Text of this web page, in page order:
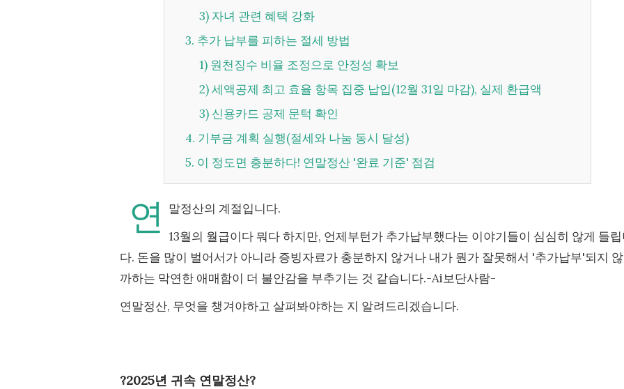
3) 자녀 관련 혜택 강화
3. 추가 납부를 피하는 절세 방법
1) 원천징수 비율 조정으로 안정성 확보
2) 세액공제 최고 효율 항목 집중 납입(12월 31일 마감), 실제 환급액
3) 신용카드 공제 문턱 확인
4. 기부금 계획 실행(절세와 나눔 동시 달성)
5. 이 정도면 충분하다! 연말정산 '완료 기준' 점검
연
말정산의 계절입니다.
13월의 월급이다 뭐다 하지만, 언제부턴가 추가납부했다는 이야기들이 심심히 않게 들립
다. 돈을 많이 벌어서가 아니라 증빙자료가 충분하지 않거나 내가 뭔가 잘못해서 '추가납부'되지
까하는 막연한 애매함이 더 불안감을 부추기는 것 같습니다.-Ai보단사람-
연말정산, 무엇을 챙겨야하고 살펴봐야하는 지 알려드리겠습니다.
?2025년 귀속 연말정산?